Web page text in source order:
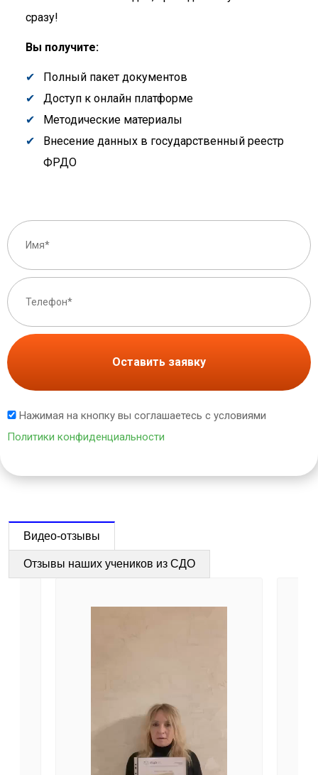
сразу!
Вы получите:
Полный пакет документов
Доступ к онлайн платформе
Методические материалы
Внесение данных в государственный реестр
ФРДО
Оставить заявку
Нажимая на кнопку вы соглашаетесь с условиями
Политики конфиденциальности
Видео-отзывы
Отзывы наших учеников из СДО